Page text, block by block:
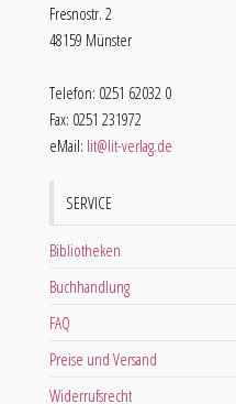
Fresnostr. 2
48159 Münster
Telefon: 0251 62032 0
Fax: 0251 231972
eMail: lit@lit-verlag.de
SERVICE
Bibliotheken
Buchhandlung
FAQ
Preise und Versand
Widerrufsrecht